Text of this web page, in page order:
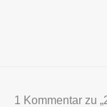
1 Kommentar zu